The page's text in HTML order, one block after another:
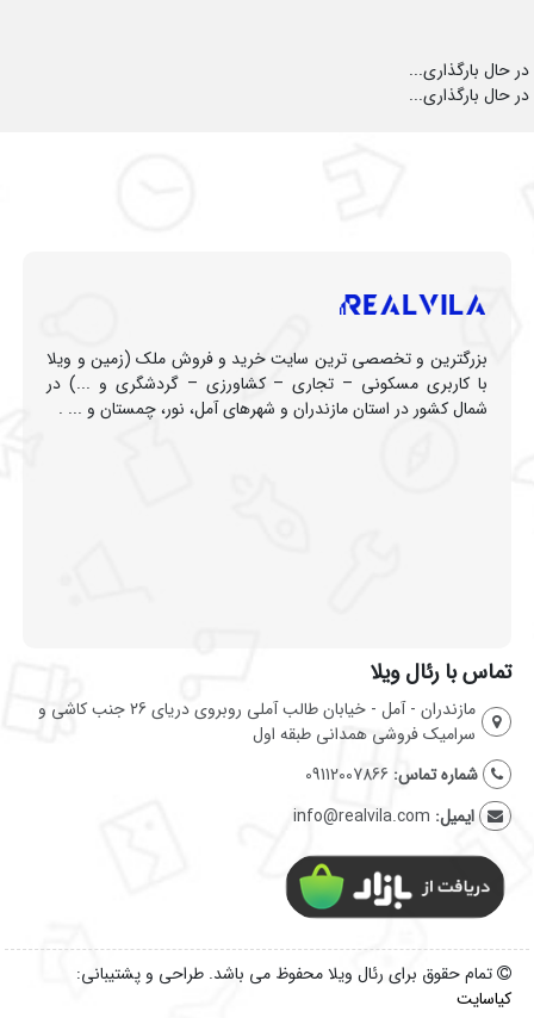
در حال بارگذاری...
در حال بارگذاری...
بزرگترین و تخصصی ترین سایت خرید و فروش ملک (زمین و ویلا
با کاربری مسکونی – تجاری – کشاورزی – گردشگری و ...) در
شمال کشور در استان مازندران و شهرهای آمل، نور، چمستان و ... .
تماس با رئال ویلا
مازندران - آمل - خیابان طالب آملی روبروی دریای 26 جنب کاشی و
سرامیک فروشی همدانی طبقه اول
شماره تماس: 09112007866
ایمیل: info@realvila.com
تمام حقوق برای رئال ویلا محفوظ می باشد. طراحی و پشتیبانی:
کیاسایت